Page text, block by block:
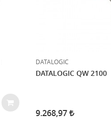
DATALOGIC
DATALOGIC QW 2100
9.268,97